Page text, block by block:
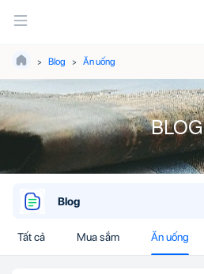
Blog Ăn uống
BLOG
Blog
Tất cả Mua sắm Ăn uống